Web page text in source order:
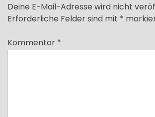
Deine E-Mail-Adresse wird nicht
Erforderliche Felder sind mit *
Kommentar *